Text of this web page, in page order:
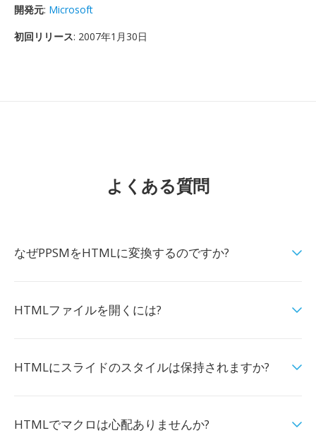
開発元: Microsoft
初回リリース: 2007年1月30日
よくある質問
なぜPPSMをHTMLに変換するのですか?
HTMLファイルを開くには?
HTMLにスライドのスタイルは保持されますか?
HTMLでマクロは心配ありませんか?